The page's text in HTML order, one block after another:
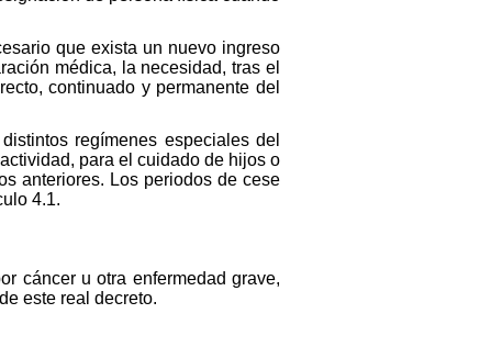
que exista un nuevo ingreso
médica, la necesidad, tras el
continuado y permanente del
regímenes especiales del
para el cuidado de hijos o
anteriores. Los periodos de cese
4.1.
cáncer u otra enfermedad grave,
este real decreto.